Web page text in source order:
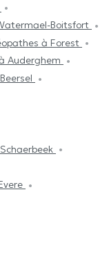
Boitsfort
à Forest
Auderghem